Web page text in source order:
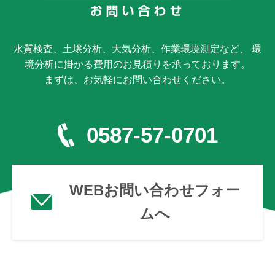
水質検査、土壌分析、大気分析、作業環境測定など、 環
境分析に掛かる費用のお見積りを承っております。
まずは、お気軽にお問い合わせください。
0587-57-0701
WEBお問い合わせフォー
ムへ